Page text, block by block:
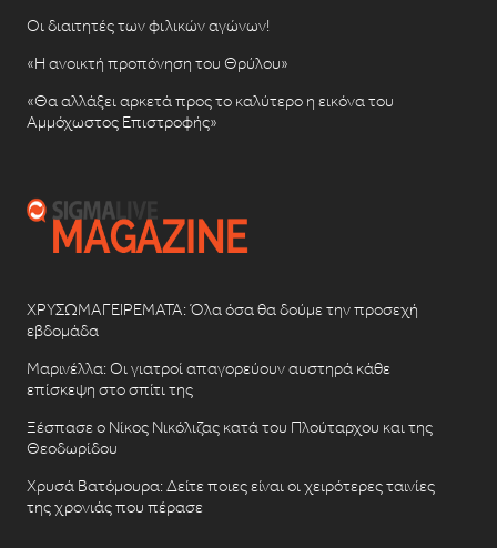
Οι διαιτητές των φιλικών αγώνων!
«Η ανοικτή προπόνηση του Θρύλου»
«Θα αλλάξει αρκετά προς το καλύτερο η εικόνα του
Αμμόχωστος Επιστροφής»
ΧΡΥΣΩΜΑΓΕΙΡΕΜΑΤΑ: Όλα όσα θα δούμε την προσεχή
εβδομάδα
Μαρινέλλα: Οι γιατροί απαγορεύουν αυστηρά κάθε
επίσκεψη στο σπίτι της
Ξέσπασε ο Νίκος Νικόλιζας κατά του Πλούταρχου και της
Θεοδωρίδου
Χρυσά Βατόμουρα: Δείτε ποιες είναι οι χειρότερες ταινίες
της χρονιάς που πέρασε